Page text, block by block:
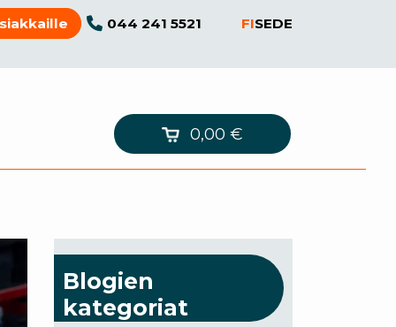
044 241 5521 FISEDE
0,00 €
Blogien
kategoriat